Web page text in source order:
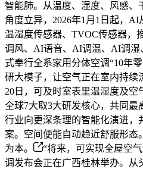
智能肺。从温度、湿度、风感、
角度立异，2026年1月1日起，
温湿度传感器、TVOC传感器，
调风、AI语音、AI调温、AI调湿
式奉行全系家用分体空调“10年
研大模子，让空气正在室内持续
20日，可及时室表里温湿度及空
全球7大取3大研发核心，共同最
行业向更深条理的智能化演进，
案。空间便能自动趋近舒服形态
为本。
“将来，可实现全屋空
调发布会正在广西桂林举办。从